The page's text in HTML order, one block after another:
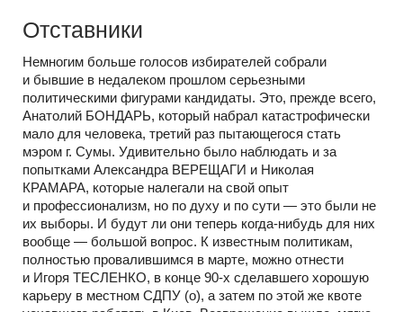
Отставники
Немногим больше голосов избирателей собрали
и бывшие в недалеком прошлом серьезными
политическими фигурами кандидаты. Это, прежде всего,
Анатолий БОНДАРЬ, который набрал катастрофически
мало для человека, третий раз пытающегося стать
мэром г. Сумы. Удивительно было наблюдать и за
попытками Александра ВЕРЕЩАГИ и Николая
КРАМАРА, которые налегали на свой опыт
и профессионализм, но по духу и по сути — это были не
их выборы. И будут ли они теперь когда-нибудь для них
вообще — большой вопрос. К известным политикам,
полностью провалившимся в марте, можно отнести
и Игоря ТЕСЛЕНКО, в конце 90-х сделавшего хорошую
карьеру в местном СДПУ (о), а затем по этой же квоте